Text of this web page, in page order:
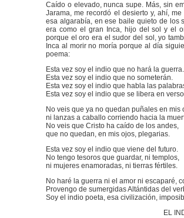
Caído o elevado, nunca supe. Más, sin
Jarama, me recordó el desierto y, ahí,
esa algarabía, en ese baile quieto de los
era como el gran Inca, hijo del sol y el
porque el oro era el sudor del sol, yo
Inca al morir no moría porque al día
poema:
Esta vez soy el indio que no hará la guerra.
Esta vez soy el indio que no someterán.
Esta vez soy el indio que habla las
Esta vez soy el indio que se libera en
No veis que ya no quedan puñales en mis
ni lanzas a caballo corriendo hacia la
No veis que Cristo ha caído de los andes,
que no quedan, en mis ojos, plegarias.
Esta vez soy el indio que viene del futuro.
No tengo tesoros que guardar, ni templos,
ni mujeres enamoradas, ni tierras fértiles.
No haré la guerra ni el amor ni escaparé,
Provengo de sumergidas Altántidas del
Soy el indio poeta, esa civilización,
EL